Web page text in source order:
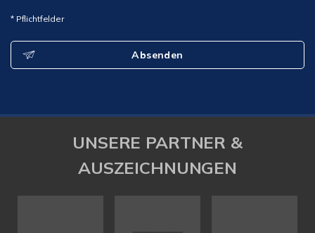
* Pflichtfelder
Absenden
UNSERE PARTNER &
AUSZEICHNUNGEN